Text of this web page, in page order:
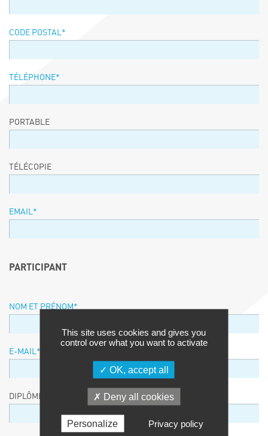
CODE POSTAL*
TÉLÉPHONE*
PORTABLE
TÉLÉCOPIE
EMAIL *
PARTICIPANT
NOM ET PRÉNOM *
E-MAIL *
DIPLÔME / EQUIVALENCE / NIVEAU
This site uses cookies and gives you
control over what you want to activate
OK, accept all
Deny all cookies
Personalize Privacy policy